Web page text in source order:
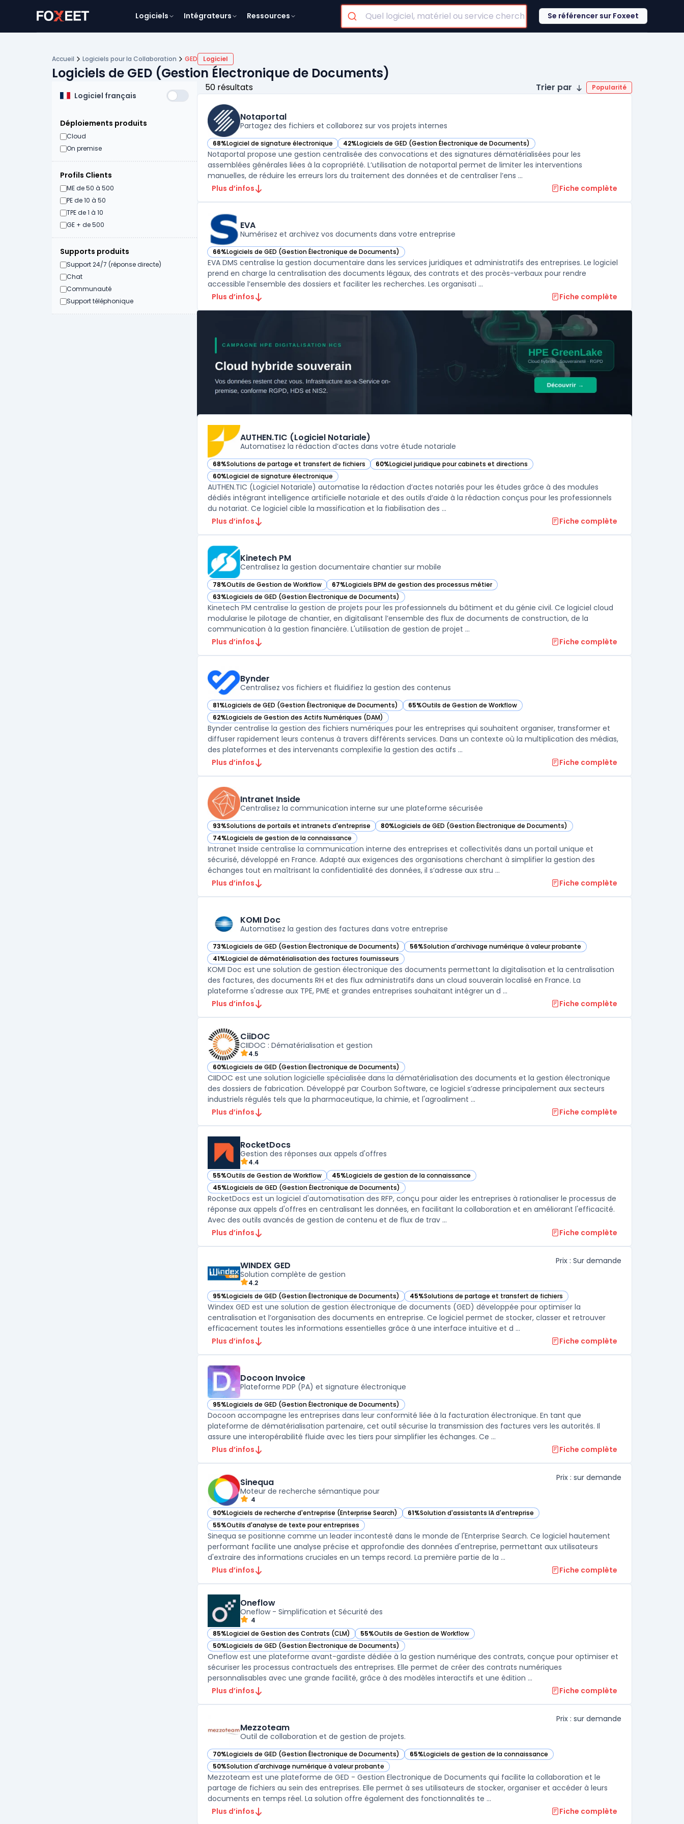
Logiciels Intégrateurs Ressources Se référencer sur Foxeet
Accueil Logiciels pour la Collaboration GED Logiciel
Logiciels de GED (Gestion Électronique de Documents)
Logiciel français
Déploiements produits
Cloud
On premise
Profils Clients
ME de 50 à 500
PE de 10 à 50
TPE de 1 à 10
GE + de 500
Supports produits
Support 24/7 (réponse directe)
Chat
Communauté
Support téléphonique
50 résultats Trier par Popularité
Notaportal
Partagez des fichiers et collaborez sur vos projets internes
68%Logiciel de signature électronique
— voir Notaportal dans cette catégorie 42%Logiciels de GED (Gestion Électronique de Documents)
— voir Notaportal dans cette catégorie
Notaportal propose une gestion centralisée des convocations et des signatures dématérialisées pour les
assemblées générales liées à la copropriété. L’utilisation de notaportal permet de limiter les interventions
manuelles, de réduire les erreurs lors du traitement des données et de centraliser l’ens ...
Plus d’infos
Fiche complète
EVA
Numérisez et archivez vos documents dans votre entreprise
66%Logiciels de GED (Gestion Électronique de Documents)
— voir EVA dans cette catégorie
EVA DMS centralise la gestion documentaire dans les services juridiques et administratifs des entreprises. Le logiciel
prend en charge la centralisation des documents légaux, des contrats et des procès-verbaux pour rendre
accessible l’ensemble des dossiers et faciliter les recherches. Les organisati ...
Plus d’infos
Fiche complète
AUTHEN.TIC (Logiciel Notariale)
Automatisez la rédaction d’actes dans votre étude notariale
68%Solutions de partage et transfert de fichiers
— voir AUTHEN.TIC (Logiciel Notariale) dans cette catégorie
60%Logiciel juridique pour cabinets et directions
— voir AUTHEN.TIC (Logiciel Notariale) dans cette catégorie
60%Logiciel de signature électronique
— voir AUTHEN.TIC (Logiciel Notariale) dans cette catégorie
AUTHEN.TIC (Logiciel Notariale) automatise la rédaction d’actes notariés pour les études grâce à des modules
dédiés intégrant intelligence artificielle notariale et des outils d’aide à la rédaction conçus pour les professionnels
du notariat. Ce logiciel cible la massification et la fiabilisation des ...
Plus d’infos
Fiche complète
Kinetech PM
Centralisez la gestion documentaire chantier sur mobile
78%Outils de Gestion de Workflow
— voir Kinetech PM dans cette catégorie67%Logiciels BPM de gestion des processus métier
— voir Kinetech PM dans cette catégorie
63%Logiciels de GED (Gestion Électronique de Documents)
— voir Kinetech PM dans cette catégorie
Kinetech PM centralise la gestion de projets pour les professionnels du bâtiment et du génie civil. Ce logiciel cloud
modularise le pilotage de chantier, en digitalisant l’ensemble des flux de documents de construction, de la
communication à la gestion financière. L'utilisation de gestion de projet ...
Plus d’infos
Fiche complète
Bynder
Centralisez vos fichiers et fluidifiez la gestion des contenus
81%Logiciels de GED (Gestion Électronique de Documents)
— voir Bynder dans cette catégorie 65%Outils de Gestion de Workflow
— voir Bynder dans cette catégorie
62%Logiciels de Gestion des Actifs Numériques (DAM)
— voir Bynder dans cette catégorie
Bynder centralise la gestion des fichiers numériques pour les entreprises qui souhaitent organiser, transformer et
diffuser rapidement leurs contenus à travers différents services. Dans un contexte où la multiplication des médias,
des plateformes et des intervenants complexifie la gestion des actifs ...
Plus d’infos
Fiche complète
Intranet Inside
Centralisez la communication interne sur une plateforme sécurisée
93%Solutions de portails et intranets d'entreprise
— voir Intranet Inside dans cette catégorie 80%Logiciels de GED (Gestion Électronique de Documents)
— voir Intranet Inside dans cette catégorie
74%Logiciels de gestion de la connaissance
— voir Intranet Inside dans cette catégorie
Intranet Inside centralise la communication interne des entreprises et collectivités dans un portail unique et
sécurisé, développé en France. Adapté aux exigences des organisations cherchant à simplifier la gestion des
échanges tout en maîtrisant la confidentialité des données, il s’adresse aux stru ...
Plus d’infos
Fiche complète
KOMI Doc
Automatisez la gestion des factures dans votre entreprise
73%Logiciels de GED (Gestion Électronique de Documents)
— voir KOMI Doc dans cette catégorie 56%Solution d'archivage numérique à valeur probante
— voir KOMI Doc dans cette catégorie
41%Logiciel de dématérialisation des factures fournisseurs
— voir KOMI Doc dans cette catégorie
KOMI Doc est une solution de gestion électronique des documents permettant la digitalisation et la centralisation
des factures, des documents RH et des flux administratifs dans un cloud souverain localisé en France. La
plateforme s'adresse aux TPE, PME et grandes entreprises souhaitant intégrer un d ...
Plus d’infos
Fiche complète
CiiDOC
CIIDOC : Dématérialisation et gestion
4.5
60%Logiciels de GED (Gestion Électronique de Documents)
— voir CiiDOC dans cette catégorie
CIIDOC est une solution logicielle spécialisée dans la dématérialisation des documents et la gestion électronique
des dossiers de fabrication. Développé par Courbon Software, ce logiciel s’adresse principalement aux secteurs
industriels régulés tels que la pharmaceutique, la chimie, et l'agroaliment ...
Plus d’infos
Fiche complète
RocketDocs
Gestion des réponses aux appels d'offres
4.4
55%Outils de Gestion de Workflow
— voir RocketDocs dans cette catégorie45%Logiciels de gestion de la connaissance
— voir RocketDocs dans cette catégorie
45%Logiciels de GED (Gestion Électronique de Documents)
— voir RocketDocs dans cette catégorie
RocketDocs est un logiciel d'automatisation des RFP, conçu pour aider les entreprises à rationaliser le processus de
réponse aux appels d'offres en centralisant les données, en facilitant la collaboration et en améliorant l'efficacité.
Avec des outils avancés de gestion de contenu et de flux de trav ...
Plus d’infos
Fiche complète
WINDEX GED
Solution complète de gestion
4.2
Prix : Sur demande
95%Logiciels de GED (Gestion Électronique de Documents)
— voir WINDEX GED dans cette catégorie 45%Solutions de partage et transfert de fichiers
— voir WINDEX GED dans cette catégorie
Windex GED est une solution de gestion électronique de documents (GED) développée pour optimiser la
centralisation et l’organisation des documents en entreprise. Ce logiciel permet de stocker, classer et retrouver
efficacement toutes les informations essentielles grâce à une interface intuitive et d ...
Plus d’infos
Fiche complète
Docoon Invoice
Plateforme PDP (PA) et signature électronique
95%Logiciels de GED (Gestion Électronique de Documents)
— voir Docoon Invoice dans cette catégorie
Docoon accompagne les entreprises dans leur conformité liée à la facturation électronique. En tant que
plateforme de dématérialisation partenaire, cet outil sécurise la transmission des factures vers les autorités. Il
assure une interopérabilité fluide avec les tiers pour simplifier les échanges. Ce ...
Plus d’infos
Fiche complète
Sinequa
Moteur de recherche sémantique pour
4
Prix : sur demande
90%Logiciels de recherche d'entreprise (Enterprise Search)
— voir Sinequa dans cette catégorie 61%Solution d'assistants IA d'entreprise
— voir Sinequa dans cette catégorie
55%Outils d'analyse de texte pour entreprises
— voir Sinequa dans cette catégorie
Sinequa se positionne comme un leader incontesté dans le monde de l'Enterprise Search. Ce logiciel hautement
performant facilite une analyse précise et approfondie des données d'entreprise, permettant aux utilisateurs
d'extraire des informations cruciales en un temps record. La première partie de la ...
Plus d’infos
Fiche complète
Oneflow
Oneflow - Simplification et Sécurité des
4
85%Logiciel de Gestion des Contrats (CLM)
— voir Oneflow dans cette catégorie 55%Outils de Gestion de Workflow
— voir Oneflow dans cette catégorie
50%Logiciels de GED (Gestion Électronique de Documents)
— voir Oneflow dans cette catégorie
Oneflow est une plateforme avant-gardiste dédiée à la gestion numérique des contrats, conçue pour optimiser et
sécuriser les processus contractuels des entreprises. Elle permet de créer des contrats numériques
personnalisables avec une grande facilité, grâce à des modèles interactifs et une édition ...
Plus d’infos
Fiche complète
Mezzoteam
Outil de collaboration et de gestion de projets.
Prix : sur demande
70%Logiciels de GED (Gestion Électronique de Documents)
— voir Mezzoteam dans cette catégorie 65%Logiciels de gestion de la connaissance
— voir Mezzoteam dans cette catégorie
50%Solution d'archivage numérique à valeur probante
— voir Mezzoteam dans cette catégorie
Mezzoteam est une plateforme de GED - Gestion Electronique de Documents qui facilite la collaboration et le
partage de fichiers au sein des entreprises. Elle permet à ses utilisateurs de stocker, organiser et accéder à leurs
documents en temps réel. La solution offre également des fonctionnalités te ...
Plus d’infos
Fiche complète